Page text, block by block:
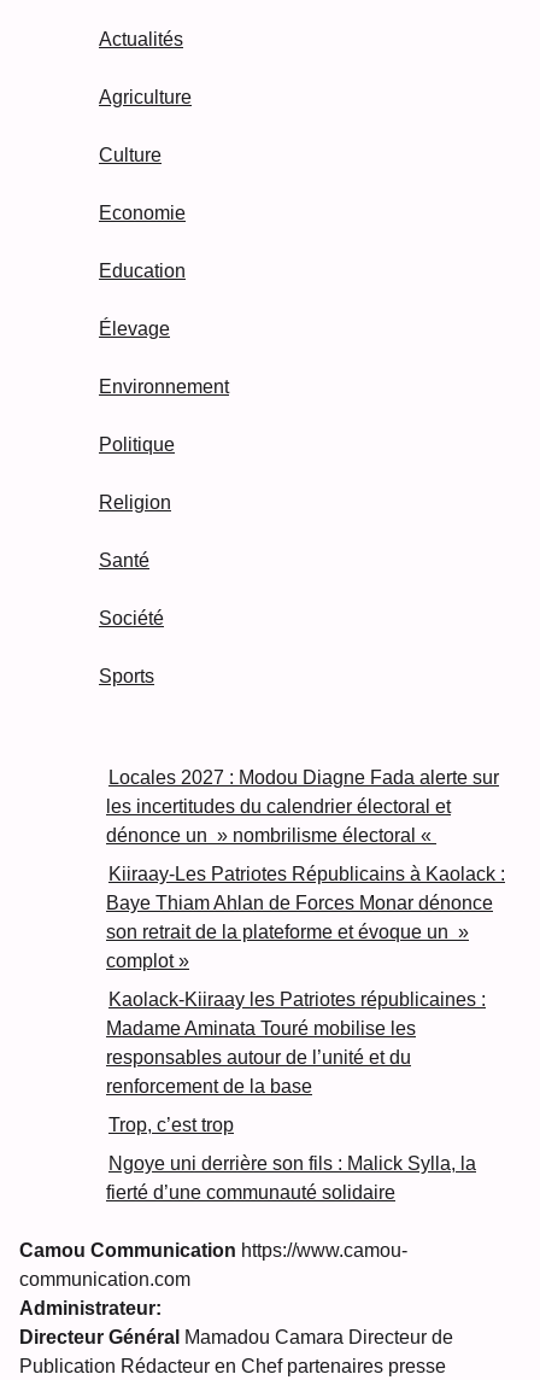
Actualités
Agriculture
Culture
Economie
Education
Élevage
Environnement
Politique
Religion
Santé
Société
Sports
Locales 2027 : Modou Diagne Fada alerte sur
les incertitudes du calendrier électoral et
dénonce un » nombrilisme électoral «
Kiiraay-Les Patriotes Républicains à Kaolack :
Baye Thiam Ahlan de Forces Monar dénonce
son retrait de la plateforme et évoque un »
complot »
Kaolack-Kiiraay les Patriotes républicaines :
Madame Aminata Touré mobilise les
responsables autour de l’unité et du
renforcement de la base
Trop, c’est trop
Ngoye uni derrière son fils : Malick Sylla, la
fierté d’une communauté solidaire
Camou Communication https://www.camou-
communication.com
Administrateur:
Directeur Général Mamadou Camara Directeur de
Publication Rédacteur en Chef partenaires presse